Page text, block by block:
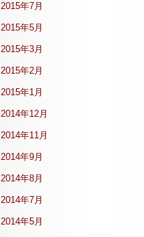
2015年7月
2015年5月
2015年3月
2015年2月
2015年1月
2014年12月
2014年11月
2014年9月
2014年8月
2014年7月
2014年5月